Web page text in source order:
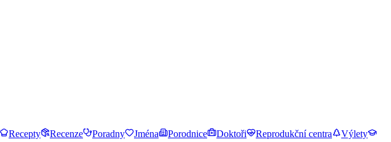
Recepty Recenze Poradny Jména Porodnice Doktoři Reprodukční centra
Výlety